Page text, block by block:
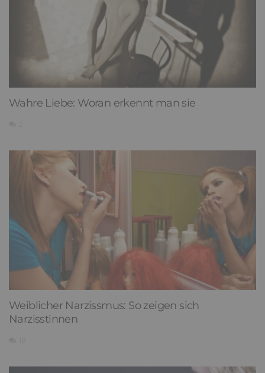
Wahre Liebe: Woran erkennt man sie
Weiblicher Narzissmus: So zeigen sich
Narzisstinnen